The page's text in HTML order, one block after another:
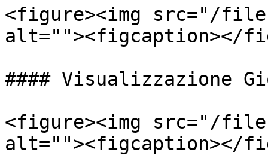
<figure><img src="/files/
alt=""><figcaption></
#### Visualizzazione
<figure><img src="/
alt=""><figcaption></